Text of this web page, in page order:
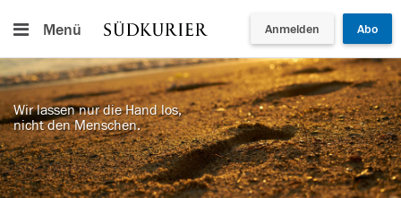
Menü Anmelden Abo
Wir lassen nur die Hand los,
nicht den Menschen.